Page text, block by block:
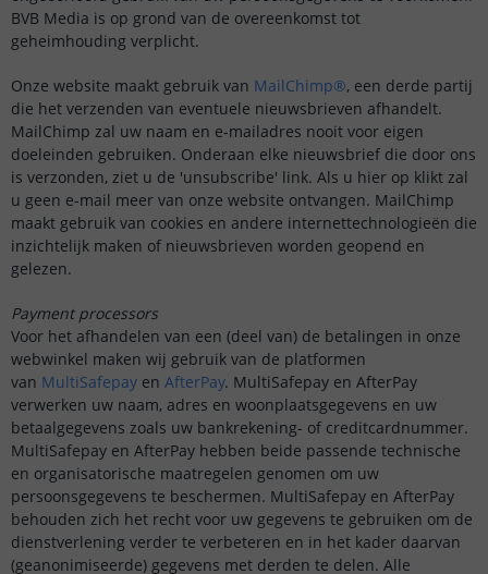
BVB Media is op grond van de overeenkomst tot
geheimhouding verplicht.
Onze website maakt gebruik van MailChimp®, een derde partij
die het verzenden van eventuele nieuwsbrieven afhandelt.
MailChimp zal uw naam en e-mailadres nooit voor eigen
doeleinden gebruiken. Onderaan elke nieuwsbrief die door ons
is verzonden, ziet u de 'unsubscribe' link. Als u hier op klikt zal
u geen e-mail meer van onze website ontvangen. MailChimp
maakt gebruik van cookies en andere internettechnologieën die
inzichtelijk maken of nieuwsbrieven worden geopend en
gelezen.
Payment processors
Voor het afhandelen van een (deel van) de betalingen in onze
webwinkel maken wij gebruik van de platformen
van MultiSafepay en AfterPay. MultiSafepay en AfterPay
verwerken uw naam, adres en woonplaatsgegevens en uw
betaalgegevens zoals uw bankrekening- of creditcardnummer.
MultiSafepay en AfterPay hebben beide passende technische
en organisatorische maatregelen genomen om uw
persoonsgegevens te beschermen. MultiSafepay en AfterPay
behouden zich het recht voor uw gegevens te gebruiken om de
dienstverlening verder te verbeteren en in het kader daarvan
(geanonimiseerde) gegevens met derden te delen. Alle